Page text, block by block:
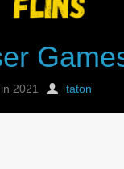
2021 taton